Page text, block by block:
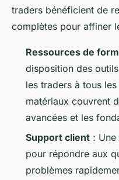
traders bénéficient de
complètes pour affiner
Ressources de
disposition des
les traders à tous
matériaux couvrent
avancées et les
Support client :
pour répondre aux
problèmes